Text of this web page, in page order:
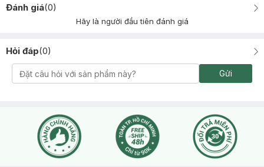
Đánh giá(0)
Hãy là người đầu tiên đánh giá
Hỏi đáp(0)
Gửi